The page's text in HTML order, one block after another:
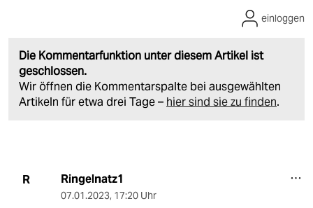
Die Kommentarfunktion unter diesem Artikel ist
geschlossen.
Wir öffnen die Kommentarspalte bei ausgewählten
Artikeln für etwa drei Tage – hier sind sie zu finden.
einloggen
R Ringelnatz1
07.01.2023, 17:20 Uhr